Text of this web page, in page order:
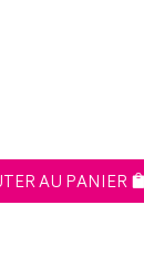
AU PANIER